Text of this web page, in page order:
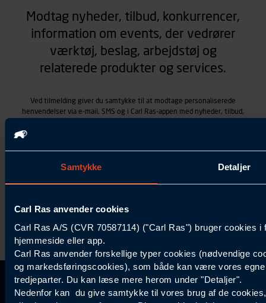
Samtykke Detaljer
Carl Ras anvender cookies
Carl Ras A/S (CVR 70587114) ("Carl Ras") bruger cookies
hjemmeside eller app.
Carl Ras anvender forskellige typer cookies (nødvendige
og markedsføringscookies), som både kan være vores
tredjeparter. Du kan læse mere herom under "Detaljer".
Nedenfor kan du give samtykke til vores brug af de
Modtag nyheder, tilbud, konkurrencer,
information om events, der vedrører
værktøj, beslag, arbejdstøj og
relaterede produkter og services.
Ved tilmelding giver du samtykke til at modtage personaliserede
henvendelser via e-mail, SMS og i Carl Ras-appen med nyheder, tilbud,
Samtykket betyder også, at Carl Ras A/S som dataansvarlig kan
samtykke tilbage ved at trykke "Afmeld" i bunden af hver
vorespersondatapolitik
Kontakt Kundeservice Information
Carl Ras Gruppen
Kundefordele
Bliv kontokunde
Inspiration
Specialisten